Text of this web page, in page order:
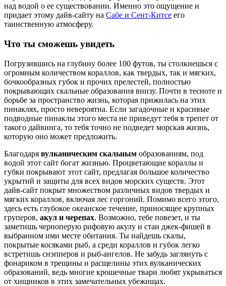
над водой о ее существовании. Именно это ощущение и
придает этому дайв-сайту на Сабе и Сент-Китсе его
таинственную атмосферу.
Что ты сможешь увидеть
Погрузившись на глубину более 100 футов, ты столкнешься с
огромным количеством кораллов, как твердых, так и мягких,
бочкообразных губок и прочих прелестей, полностью
покрывающих скальные образования внизу. Почти в тесноте и
борьбе за пространство жизнь, которая прижилась на этих
пинаклях, просто невероятна. Если загадочные и красивые
подводные пинаклы этого места не приведут тебя в трепет от
такого дайвинга, то тебя точно не подведет морская жизнь,
которую оно может предложить.
Благодаря вулканическим скальным образованиям, под
водой этот сайт богат жизнью. Процветающие кораллы и
губки покрывают этот сайт, предлагая большое количество
укрытий и защиты для всех видов морских существ. Этот
дайв-сайт покрыт множеством различных видов твердых и
мягких кораллов, включая лес горгоний. Помимо всего этого,
здесь есть глубокое океанское течение, приносящее крупных
груперов, акул и черепах. Возможно, тебе повезет, и ты
заметишь черноперую рифовую акулу и стаи джек-фишей в
выбранном ими месте обитания. Ты найдешь скалы,
покрытые косяками рыб, а среди кораллов и губок легко
встретишь снэпперов и рыб-ангелов. Не забудь заглянуть с
фонариком в трещины и расщелины этих вулканических
образований, ведь многие крошечные твари любят укрываться
от хищников в этих замечательных убежищах.